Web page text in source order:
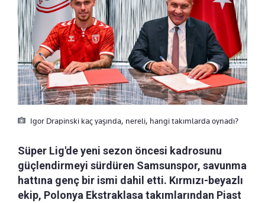
Igor Drapinski kaç yaşında, nereli, hangi takımlarda oynadı?
Süper Lig'de yeni sezon öncesi kadrosunu
güçlendirmeyi sürdüren Samsunspor, savunma
hattına genç bir ismi dahil etti. Kırmızı-beyazlı
ekip, Polonya Ekstraklasa takımlarından Piast